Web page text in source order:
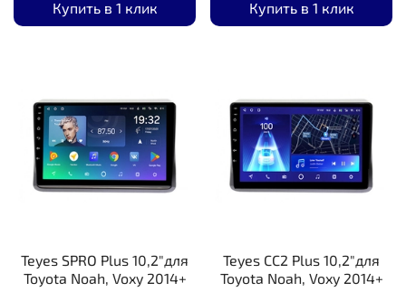
Купить в 1 клик Купить в 1 клик
Teyes SPRO Plus 10,2"для
Toyota Noah, Voxy 2014+
Teyes CC2 Plus 10,2"для
Toyota Noah, Voxy 2014+